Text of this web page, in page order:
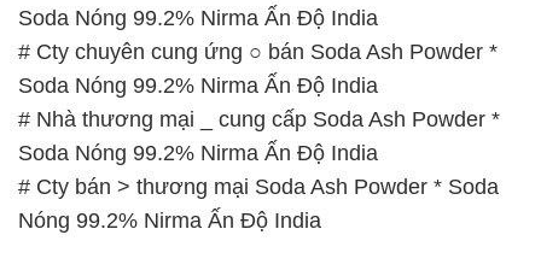
📞
PHÒNG KINH DOANH – CÔNG TY HÓA CHẤT
ĐẮC TRƯỜNG PHÁT
🌐 Website: https://hoachatxulynuoc.com/
📞 Hotline:
– 0933.920.505 – 028.3504.5555
– 028.3756.1835 – 028.3756.1840 –